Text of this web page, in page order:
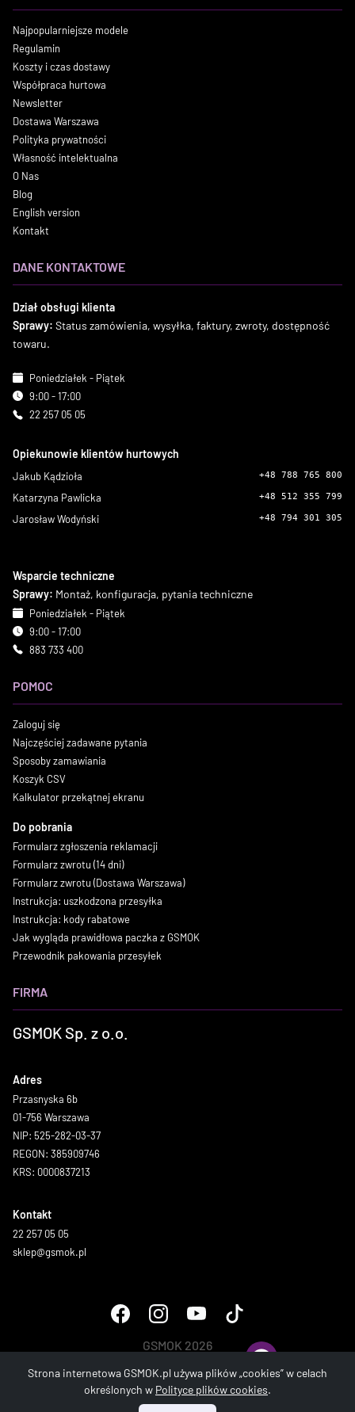
Najpopularniejsze modele
Regulamin
Koszty i czas dostawy
Współpraca hurtowa
Newsletter
Dostawa Warszawa
Polityka prywatności
Własność intelektualna
O Nas
Blog
English version
Kontakt
DANE KONTAKTOWE
Dział obsługi klienta
Sprawy: Status zamówienia, wysyłka, faktury, zwroty, dostępność
towaru.
Poniedziałek - Piątek
9:00 - 17:00
22 257 05 05
Opiekunowie klientów hurtowych
Jakub Kądzioła +48 788 765 800
Katarzyna Pawlicka +48 512 355 799
Jarosław Wodyński +48 794 301 305
Wsparcie techniczne
Sprawy: Montaż, konfiguracja, pytania techniczne
Poniedziałek - Piątek
9:00 - 17:00
883 733 400
POMOC
Zaloguj się
Najczęściej zadawane pytania
Sposoby zamawiania
Koszyk CSV
Kalkulator przekątnej ekranu
Do pobrania
Formularz zgłoszenia reklamacji
Formularz zwrotu (14 dni)
Formularz zwrotu (Dostawa Warszawa)
Instrukcja: uszkodzona przesyłka
Instrukcja: kody rabatowe
Jak wygląda prawidłowa paczka z GSMOK
Przewodnik pakowania przesyłek
FIRMA
GSMOK Sp. z o.o.
Adres
Przasnyska 6b
01-756 Warszawa
NIP: 525-282-03-37
REGON: 385909746
KRS: 0000837213
Kontakt
22 257 05 05
sklep@gsmok.pl
GSMOK 2026
Strona internetowa GSMOK.pl używa plików „cookies” w celach
określonych w Polityce plików cookies.